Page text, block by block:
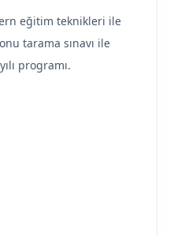
eğitim teknikleri ile
tarama sınavı ile
programı.